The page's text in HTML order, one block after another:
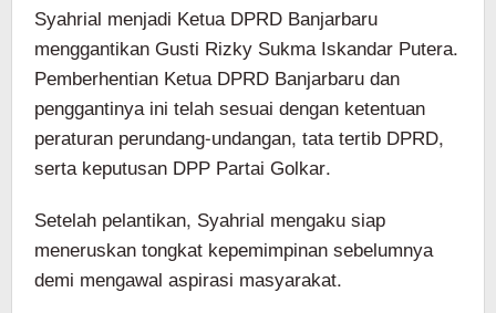
Syahrial menjadi Ketua DPRD Banjarbaru
menggantikan Gusti Rizky Sukma Iskandar Putera.
Pemberhentian Ketua DPRD Banjarbaru dan
penggantinya ini telah sesuai dengan ketentuan
peraturan perundang-undangan, tata tertib DPRD,
serta keputusan DPP Partai Golkar.
Setelah pelantikan, Syahrial mengaku siap
meneruskan tongkat kepemimpinan sebelumnya
demi mengawal aspirasi masyarakat.